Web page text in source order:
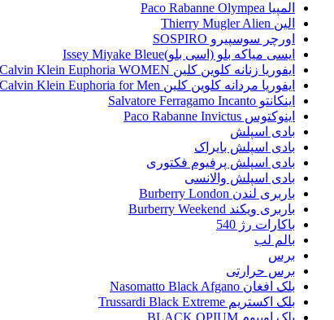
المپیا Paco Rabanne Olympea
الین Thierry Mugler Alien
اورچر سوسپیرو SOSPIRO
ایسی میاکه بلو (اسی بلو)Issey Miyake Bleue
ایفوریا زنانه کلوین کلین Calvin Klein Euphoria WOMEN
ایفوریا مردانه کلوین کلین Calvin Klein Euphoria for Men
اینکانتو Salvatore Ferragamo Incanto
اینوکتوس Paco Rabanne Invictus
بادی اسپلش
بادی اسپلش بایراک
بادی اسپلش پرفیوم فکتوری
بادی اسپلش والانسی
باربری لندن Burberry London
باربری ویکند Burberry Weekend
باکارات رژ 540
بالم لب
برس
برس حرارتی
بلک افغان Nasomatto Black Afgano
بلک اکستریم Trussardi Black Extreme
بلک اوپیوم BLACK OPIUM